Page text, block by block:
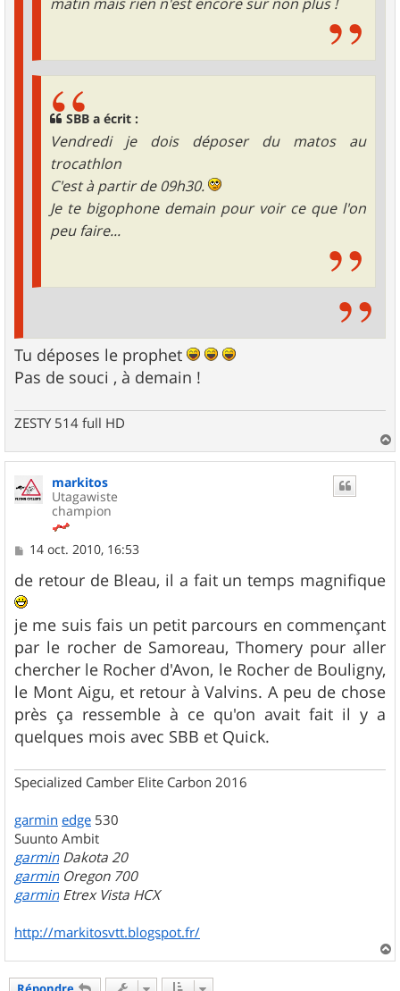
SBB a écrit :
Vendredi je dois déposer du matos au
trocathlon
C'est à partir de 09h30.
Je te bigophone demain pour voir ce que l'on
peu faire...
Tu déposes le prophet
Pas de souci , à demain !
ZESTY 514 full HD
a
markitos
Utagawiste
champion
M
s
s
a
g
e
14 oct. 2010, 16:53
de retour de Bleau, il a fait un temps magnifique
je me suis fais un petit parcours en commençant
par le rocher de Samoreau, Thomery pour aller
chercher le Rocher d'Avon, le Rocher de Bouligny,
le Mont Aigu, et retour à Valvins. A peu de chose
près ça ressemble à ce qu'on avait fait il y a
quelques mois avec SBB et Quick.
Specialized Camber Elite Carbon 2016
garmin edge 530
Suunto Ambit
garmin Dakota 20
garmin Oregon 700
garmin Etrex Vista HCX
http://markitosvtt.blogspot.fr/
a